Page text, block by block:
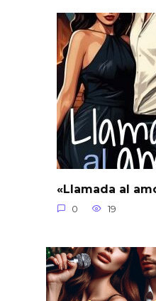
«Llamada al
0 19